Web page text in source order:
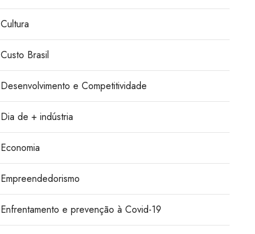
Cultura
Custo Brasil
Desenvolvimento e Competitividade
Dia de + indústria
Economia
Empreendedorismo
Enfrentamento e prevenção à Covid-19